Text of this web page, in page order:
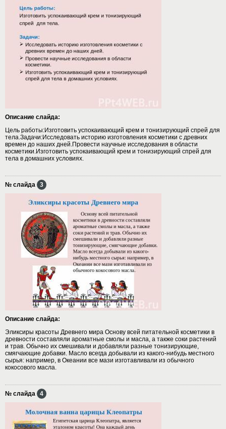
Описание слайда:
Цель работы:Изготовить успокаивающий крем и тонизирующий спрей для
тела.Задачи:Исследовать историю изготовления косметики с древних
времен до наших дней.Провести научные исследования в области
косметики.Изготовить успокаивающий крем и тонизирующий спрей для
тела в домашних условиях.
№ слайда 3
Описание слайда:
Эликсиры красоты Древнего мира Основу всей питательной косметики в
древности составляли ароматные смолы и масла, а также соки растений
и трав. Обычно их смешивали и добавляли разные тонизирующие,
смягчающие добавки. Масло всегда добывали из какого-нибудь местного
сырья: например, в Океании все мази изготавливали из обычного
кокосового масла.
№ слайда 4